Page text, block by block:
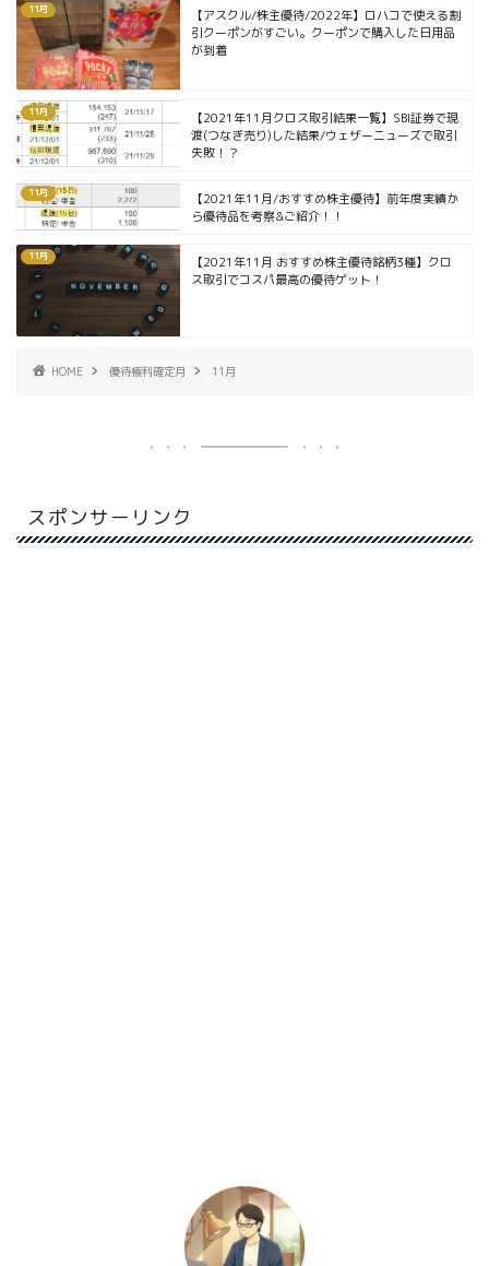
11月
【アスクル/株主優待/2022年】ロハコで使える割
引クーポンがすごい。クーポンで購入した日用品
が到着
11月
【2021年11月クロス取引結果一覧】SBI証券で現
渡(つなぎ売り)した結果/ウェザーニューズで取引
失敗！？
11月
【2021年11月/おすすめ株主優待】前年度実績か
ら優待品を考察&ご紹介！！
11月
【2021年11月 おすすめ株主優待銘柄3種】クロ
ス取引でコスパ最高の優待ゲット！
HOME 優待権利確定月 11月
スポンサーリンク